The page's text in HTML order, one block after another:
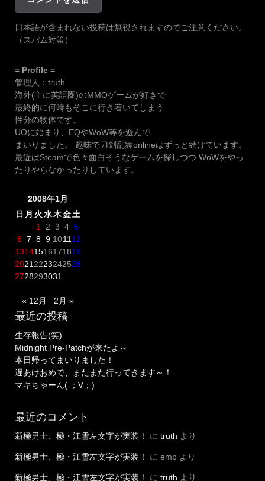
日本語が含まれない投稿は無視されますのでご注意ください。
（スパム対策）
= Profile =
管理人：truth
海外(主に英語圏)のMMOゲームが好きで
最終的に何時もそこに行き着いてしまう
性分の物体です。
UOに始まり、EQやWoW等を遊んで
まいりました。 趣味で刀剣乱舞onlineはずっと続けています。
最近はSteamで色々面白そうなゲームを探しつつ WoWをやっ
たりやらなかったりしています。
2008年1月
日 月 火水木金土
1 2 3 4 5
6 7 8 9 101112
13141516171819
20212223242526
2728293031
« 12月 2月 »
最近の投稿
生存報告(笑)
Midnight Pre-Patchが来たよ～
本日帰ってまいりました！
遅あけおめで、またまた行ってきます～！
マキちゃーん( ；∀；)
最近のコメント
新極男士、極・江雪左文字が実装！ に truth より
新極男士、極・江雪左文字が実装！ に emp より
新極男士、極・江雪左文字が実装！ に truth より